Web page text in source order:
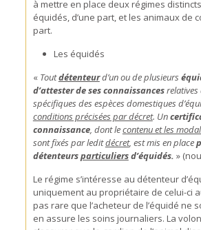
à mettre en place deux régimes
équidés, d’une part, et les animaux de
part.
Les équidés
« Toutdétenteurd’un ou de plusieurs
d’attester de ses connaissancesrelatives
spécifiques des espèces domestiques
conditions précisées par décret. Un
connaissance, dont lecontenu et les
sont fixés par leditdécret, est mis en place
détenteursparticuliersd’équidés. »
Le régime s’intéresse au détenteur
uniquement au propriétaire de celui-ci
pas rare que l’acheteur de l’équidé ne
en assure les soins journaliers. La